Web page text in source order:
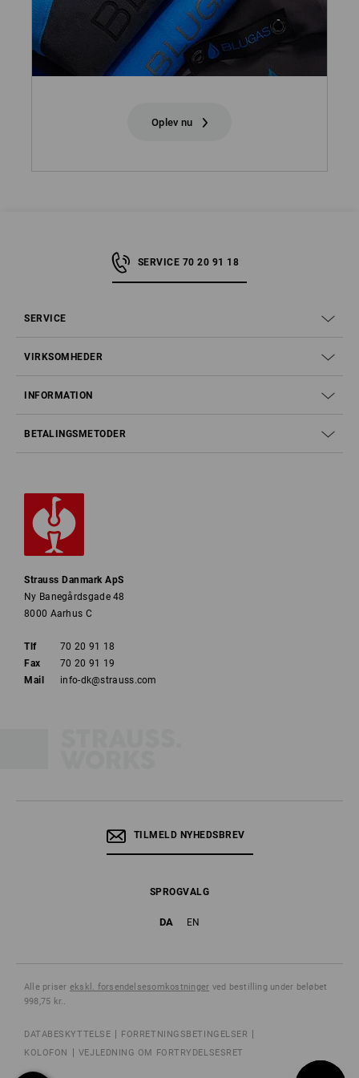
Oplev nu
SERVICE 70 20 91 18
SERVICE
VIRKSOMHEDER
INFORMATION
BETALINGSMETODER
Strauss Danmark ApS
Ny Banegårdsgade 48
8000 Aarhus C
Tlf
70 20 91 18
Fax
70 20 91 19
Mail
info-dk@strauss.com
TILMELD NYHEDSBREV
SPROGVALG
DA EN
Alle priser ekskl. forsendelsesomkostninger ved bestilling under beløbet
998,75 kr..
DATABESKYTTELSE
FORRETNINGSBETINGELSER
KOLOFON
VEJLEDNING OM FORTRYDELSESRET